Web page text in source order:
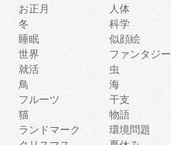
お正月
人体
冬
科学
睡眠
似顔絵
世界
ファンタジー
就活
虫
鳥
海
フルーツ
干支
猫
物語
ランドマーク
環境問題